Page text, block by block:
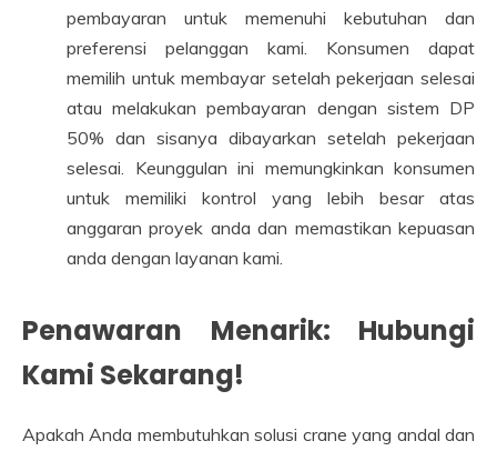
pembayaran untuk memenuhi kebutuhan dan
preferensi pelanggan kami. Konsumen dapat
memilih untuk membayar setelah pekerjaan selesai
atau melakukan pembayaran dengan sistem DP
50% dan sisanya dibayarkan setelah pekerjaan
selesai. Keunggulan ini memungkinkan konsumen
untuk memiliki kontrol yang lebih besar atas
anggaran proyek anda dan memastikan kepuasan
anda dengan layanan kami.
Penawaran Menarik: Hubungi
Kami Sekarang!
Apakah Anda membutuhkan solusi crane yang andal dan